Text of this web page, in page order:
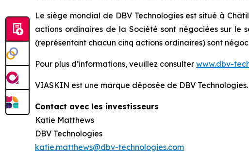
Le siège mondial de DBV Technologies est situé à
actions ordinaires de la Société sont négociées sur le
(représentant chacun cinq actions ordinaires) sont
Pour plus d’informations, veuillez consulter www.dbv-
VIASKIN est une marque déposée de DBV Technologies.
Contact avec les investisseurs
Katie Matthews
DBV Technologies
katie.matthews@dbv-technologies.com